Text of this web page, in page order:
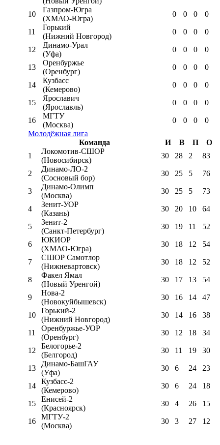
10
Газпром-Югра
(ХМАО-Югра)
0 0 0 0
11
Горький
(Нижний Новгород)
0 0 0 0
12
Динамо-Урал
(Уфа)
0 0 0 0
13
Оренбуржье
(Оренбург)
0 0 0 0
14
Кузбасс
(Кемерово)
0 0 0 0
15
Ярославич
(Ярославль)
0 0 0 0
16
МГТУ
(Москва)
0 0 0
0
Молодёжная лига
Команда
И В П
О
1
Локомотив-CШОР
(Новосибирск)
30 28 2 83
2
Динамо-ЛО-2
(Сосновый бор)
30 25 5 76
3
Динамо-Олимп
(Москва)
30 25 5 73
4
Зенит-УОР
(Казань)
30 20 10 64
5
Зенит-2
(Санкт-Петербург)
30 19 11 52
6
ЮКИОР
(ХМАО-Югра)
30 18 12 54
7
СШОР Самотлор
(Нижневартовск)
30 18 12 52
8
Факел Ямал
(Новый Уренгой)
30 17 13 54
9
Нова-2
(Новокуйбышевск)
30 16 14 47
10
Горький-2
(Нижний Новгород)
30 14 16 38
11
Оренбуржье-УОР
(Оренбург)
30 12 18 34
12
Белогорье-2
(Белгород)
30 11 19 30
13
Динамо-БашГАУ
(Уфа)
30 6 24 23
14
Кузбасс-2
(Кемерово)
30 6 24 18
15
Енисей-2
(Красноярск)
30 4 26 15
16
МГТУ-2
(Москва)
30 3 27 12